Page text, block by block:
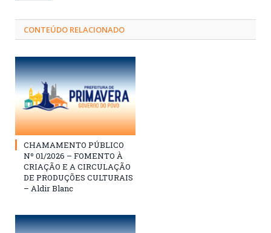
CONTEÚDO RELACIONADO
CHAMAMENTO PÚBLICO
Nº 01/2026 – FOMENTO À
CRIAÇÃO E A CIRCULAÇÃO
DE PRODUÇÕES CULTURAIS
– Aldir Blanc